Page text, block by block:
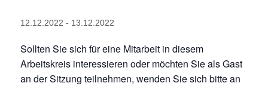
12.12.2022 - 13.12.2022
Sollten Sie sich für eine Mitarbeit in diesem
Arbeitskreis interessieren oder möchten Sie als Gast
an der Sitzung teilnehmen, wenden Sie sich bitte an